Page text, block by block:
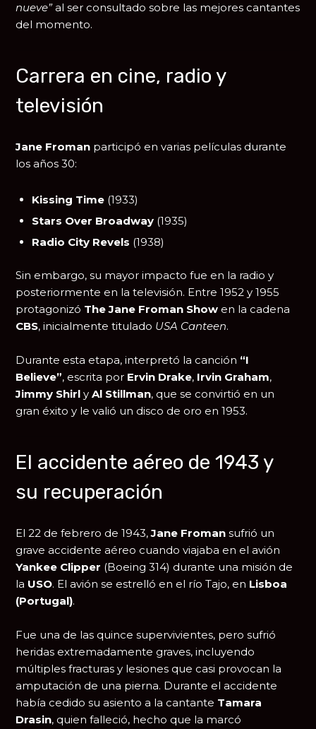
nueve”al ser consultado sobre las mejores cantantes
del momento.
Carrera en cine, radio y
televisión
Jane Froman participó en varias películas durante
los años 30:
Kissing Time (1933)
Stars Over Broadway (1935)
Radio City Revels (1938)
Sin embargo, su mayor impacto fue en la radio y
posteriormente en la televisión. Entre 1952 y 1955
protagonizó The Jane Froman Show en la cadena
CBS, inicialmente titulado USA Canteen.
Durante esta etapa, interpretó la canción “I
Believe”, escrita por Ervin Drake, Irvin Graham,
Jimmy Shirl yAl Stillman, que se convirtió en un
gran éxito y le valió un disco de oro en 1953.
El accidente aéreo de 1943 y
su recuperación
El 22 de febrero de 1943,Jane Froman sufrió un
grave accidente aéreo cuando viajaba en el avión
Yankee Clipper (Boeing 314) durante una misión de
la USO. El avión se estrelló en el río Tajo, en Lisboa
(Portugal).
Fue una de las quince supervivientes, pero sufrió
heridas extremadamente graves, incluyendo
múltiples fracturas y lesiones que casi provocan la
amputación de una pierna. Durante el accidente
había cedido su asiento a la cantante Tamara
Drasin, quien falleció, hecho que la marcó